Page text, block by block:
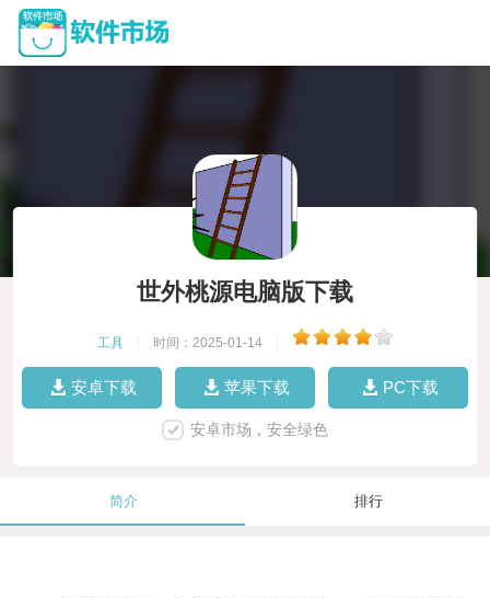
世外桃源电脑版下载
工具 时间：2025-01-14
安卓下载 苹果下载 PC下载
安卓市场，安全绿色
简介 排行